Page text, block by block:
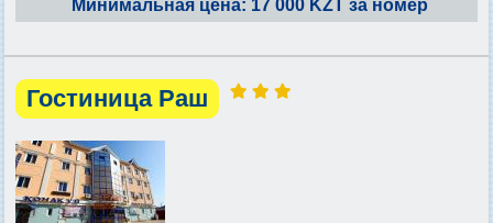
Минимальная цена: 17 000 KZT за номер
Гостиница Раш